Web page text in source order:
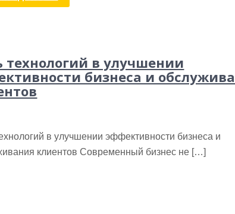
технологий в улучшении
бизнеса и
в улучшении эффективности бизнеса и
клиентов Современный бизнес не […]